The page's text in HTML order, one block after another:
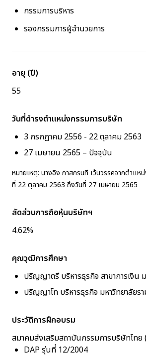
กรรมการบริหาร
รองกรรมการผู้อำนวยการ
อายุ (ปี)
55
วันที่ดำรงตำแหน่งกรรมการบริษัท
3 กรกฏาคม 2556 - 22 ตุลาคม 2563
27 เมษายน 2565 – ปัจจุบัน
หมายเหตุ: นางอิง ภาสกรนที เว้นวรรคจากตำแหน่
ที่ 22 ตุลาคม 2563 ถึงวันที่ 27 เมษายน 2565
สัดส่วนการถือหุ้นบริษัทฯ
4.62%
คุณวุฒิการศึกษา
ปริญญาตรี บริหารธุรกิจ สาขาการเงิน
ปริญญาโท บริหารธุรกิจ มหาวิทยาลัยร
ประวัติการฝึกอบรม
สมาคมส่งเสริมสถาบันกรรมการบริษัทไทย
DAP รุ่นที่ 12/2004